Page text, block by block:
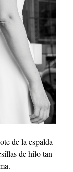
de la espalda
de hilo tan